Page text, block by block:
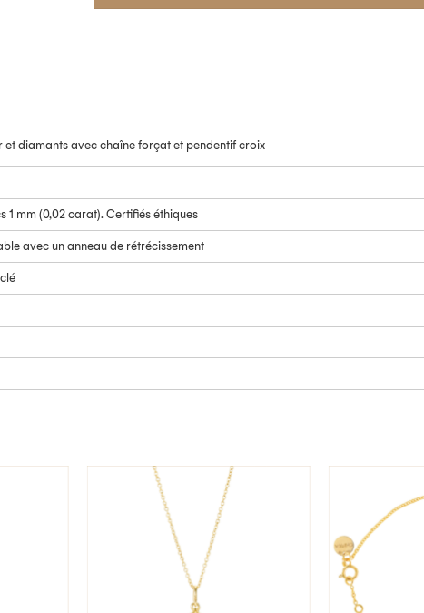
et diamants avec chaîne forçat et pendentif croix
1 mm (0,02 carat). Certifiés éthiques
avec un anneau de rétrécissement